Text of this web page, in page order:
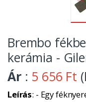
Brembo
kerámia -
Ár : 5 656 Ft
Leírás: - Egy